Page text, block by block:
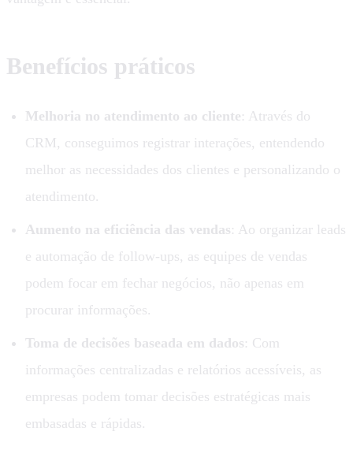
Benefícios práticos
Melhoria no atendimento ao cliente: Através do
CRM, conseguimos registrar interações, entendendo
melhor as necessidades dos clientes e personalizando o
atendimento.
Aumento na eficiência das vendas: Ao organizar leads
e automação de follow-ups, as equipes de vendas
podem focar em fechar negócios, não apenas em
procurar informações.
Toma de decisões baseada em dados: Com
informações centralizadas e relatórios acessíveis, as
empresas podem tomar decisões estratégicas mais
embasadas e rápidas.